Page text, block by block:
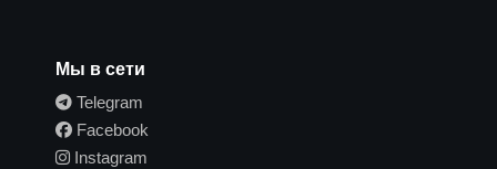
Мы в сети
Telegram
Facebook
Instagram